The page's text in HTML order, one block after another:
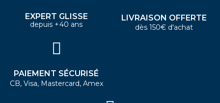
EXPERT GLISSE
depuis +40 ans
LIVRAISON OFFERTE
dès 150€ d'achat
PAIEMENT SÉCURISÉ
CB, Visa, Mastercard, Amex